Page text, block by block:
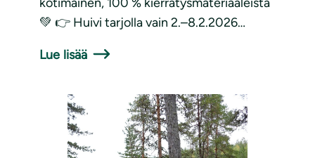
💚 👉 Huivi tarjolla vain 2.–8.2.2026…
Lue lisää